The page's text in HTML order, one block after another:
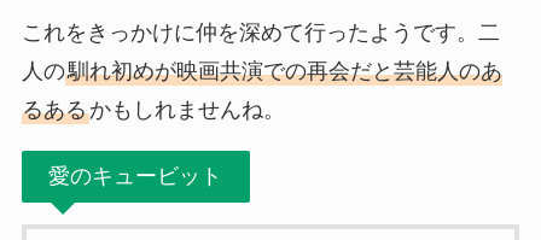
これをきっかけに仲を深めて行ったようです。二
人の馴れ初めが映画共演での再会だと芸能人のあ
るあるかもしれませんね。
愛のキュービット